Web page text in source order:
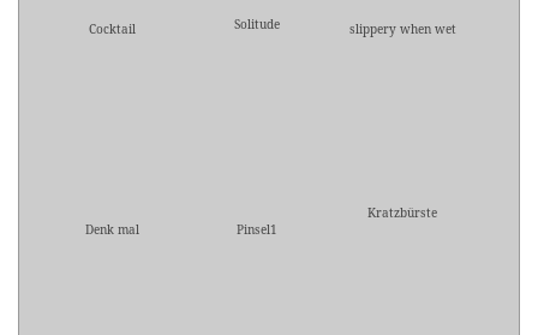
Cocktail Solitude slippery when wet
Denk mal Pinsel1
Kratzbürste